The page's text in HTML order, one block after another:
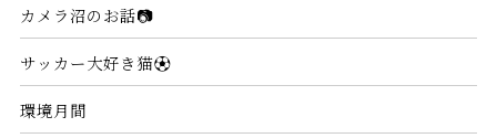
カメラ沼のお話📷
サッカー大好き猫⚽
環境月間